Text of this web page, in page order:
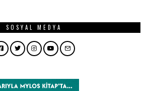
SOSYAL MEDYA
Facebook
TwitterInstagram
YouTubeEmail